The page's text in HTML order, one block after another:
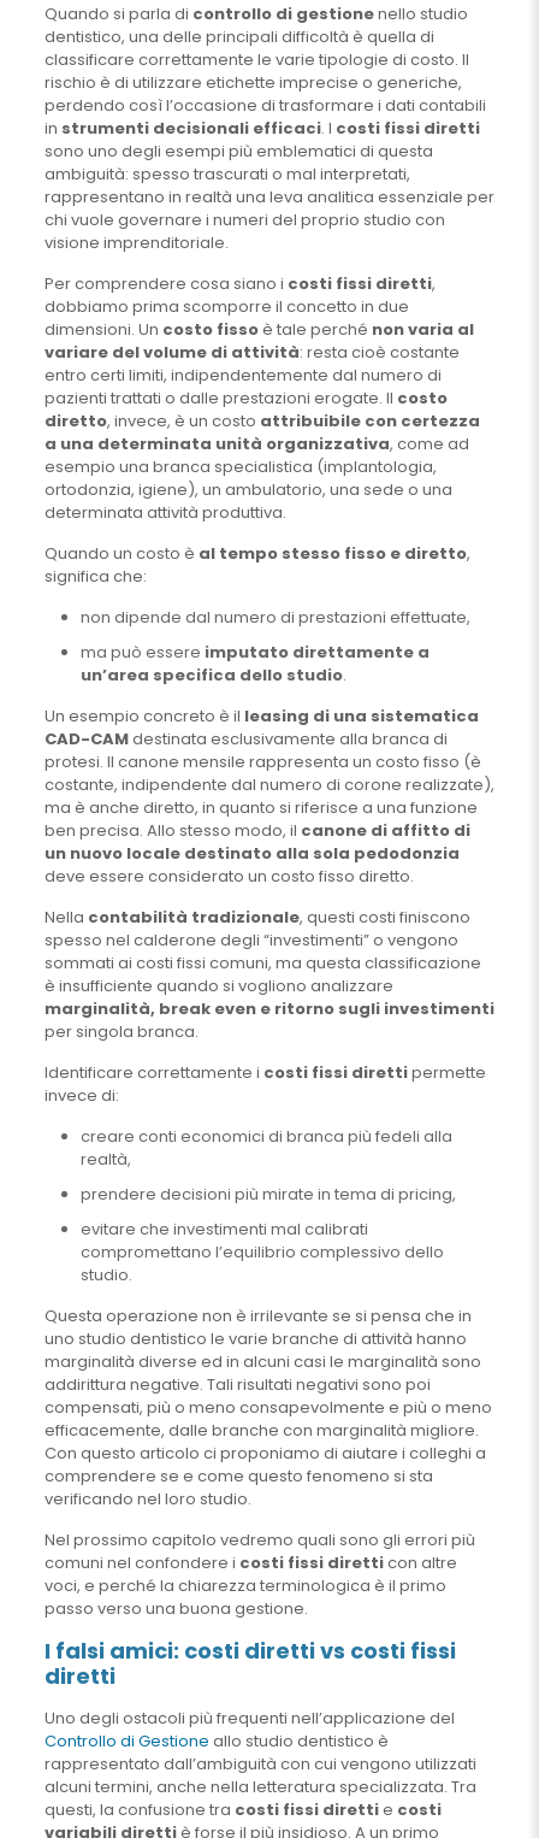
Quando si parla di controllo di gestionenello studio
dentistico, una delle principali difficoltà è quella di
classificare correttamente le varie tipologie di costo. Il
rischio è di utilizzare etichette imprecise o generiche,
perdendo così l’occasione di trasformare i dati contabili
in strumenti decisionali efficaci. I costi fissi diretti
sono uno degli esempi più emblematici di questa
ambiguità: spesso trascurati o mal interpretati,
rappresentano in realtà una leva analitica essenziale per
chi vuole governare i numeri del proprio studio con
visione imprenditoriale.
Per comprendere cosa siano i costi fissi diretti,
dobbiamo prima scomporre il concetto in due
dimensioni. Un costo fissoè tale perché non varia al
variare del volume di attività: resta cioè costante
entro certi limiti, indipendentemente dal numero di
pazienti trattati o dalle prestazioni erogate. Il costo
diretto, invece, è un costo attribuibile con certezza
a una determinata unità organizzativa, come ad
esempio una branca specialistica (implantologia,
ortodonzia, igiene), un ambulatorio, una sede o una
determinata attività produttiva.
Quando un costo è al tempo stesso fisso e diretto,
significa che:
non dipende dal numero di prestazioni effettuate,
ma può essere imputato direttamente a
un’area specifica dello studio.
Un esempio concreto è il leasing di una sistematica
CAD-CAMdestinata esclusivamente alla branca di
protesi. Il canone mensile rappresenta un costo fisso (è
costante, indipendente dal numero di corone realizzate),
ma è anche diretto, in quanto si riferisce a una funzione
ben precisa. Allo stesso modo, il canone di affitto di
un nuovo locale destinato alla sola pedodonzia
deve essere considerato un costo fisso diretto.
Nella contabilità tradizionale, questi costi finiscono
spesso nel calderone degli “investimenti” o vengono
sommati ai costi fissi comuni, ma questa classificazione
è insufficiente quando si vogliono analizzare
marginalità, break even e ritorno sugli investimenti
per singola branca.
Identificare correttamente i costi fissi direttipermette
invece di:
creare conti economici di branca più fedeli alla
realtà,
prendere decisioni più mirate in tema di pricing,
evitare che investimenti mal calibrati
compromettano l’equilibrio complessivo dello
studio.
Questa operazione non è irrilevante se si pensa che in
uno studio dentistico le varie branche di attività hanno
marginalità diverse ed in alcuni casi le marginalità sono
addirittura negative. Tali risultati negativi sono poi
compensati, più o meno consapevolmente e più o meno
efficacemente, dalle branche con marginalità migliore.
Con questo articolo ci proponiamo di aiutare i colleghi a
comprendere se e come questo fenomeno si sta
verificando nel loro studio.
Nel prossimo capitolo vedremo quali sono gli errori più
comuni nel confondere i costi fissi diretticon altre
voci, e perché la chiarezza terminologica è il primo
passo verso una buona gestione.
I falsi amici: costi diretti vs costi fissi
diretti
Uno degli ostacoli più frequenti nell’applicazione del
Controllo di Gestione allo studio dentistico è
rappresentato dall’ambiguità con cui vengono utilizzati
alcuni termini, anche nella letteratura specializzata. Tra
questi, la confusione tra costi fissi direttie costi
variabili direttiè forse il più insidioso. A un primo